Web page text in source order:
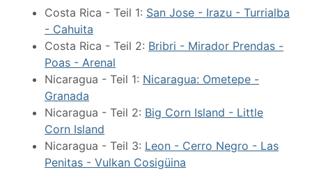
Costa Rica - Teil 1: San Jose - Irazu - Turrialba
- Cahuita
Costa Rica - Teil 2: Bribri - Mirador Prendas -
Poas - Arenal
Nicaragua - Teil 1: Nicaragua: Ometepe -
Granada
Nicaragua - Teil 2: Big Corn Island - Little
Corn Island
Nicaragua - Teil 3: Leon - Cerro Negro - Las
Penitas - Vulkan Cosigüina